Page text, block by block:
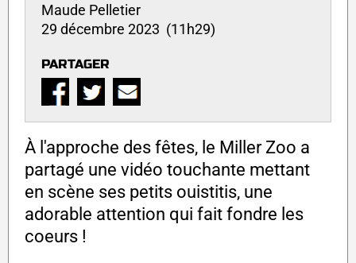
Maude Pelletier
29 décembre 2023 (11h29)
PARTAGER
À l'approche des fêtes, le Miller Zoo a
partagé une vidéo touchante mettant
en scène ses petits ouistitis, une
adorable attention qui fait fondre les
coeurs !